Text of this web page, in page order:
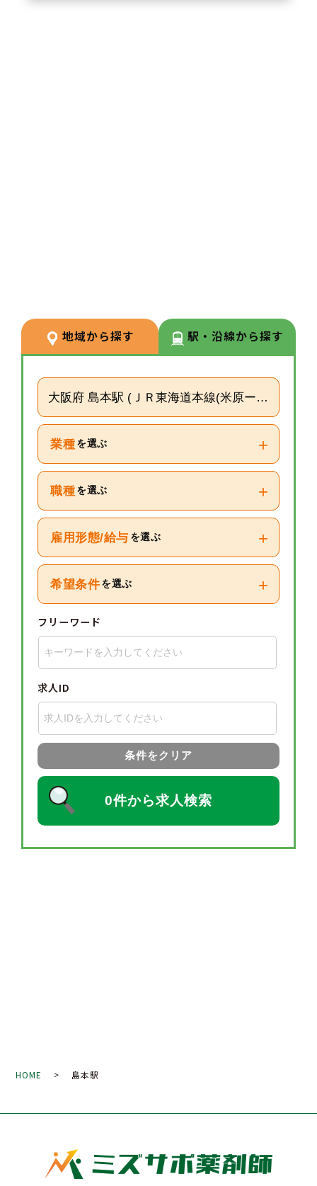
ン】現在福岡エリアからマネージ
ャーとしてご勤務いただいており
ーをご担当いただける方の募集と
なります。
地域から探す 駅・沿線から探す
大阪府 島本駅 (ＪＲ東海道本線(米原ー神戸))
業種 を選ぶ +
職種 を選ぶ +
雇用形態/給与 を選ぶ +
希望条件 を選ぶ +
フリーワード
求人ID
条件をクリア
0件から求人検索
HOME > 島本駅